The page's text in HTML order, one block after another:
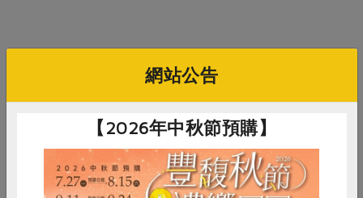
你可能有興趣的食譜
網站公告
【2026年中秋節預購】